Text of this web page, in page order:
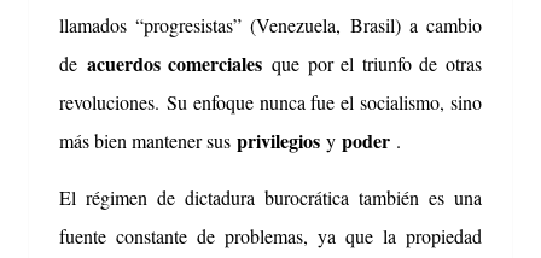
llamados “progresistas” (Venezuela, Brasil) a cambio
de acuerdos comerciales que por el triunfo de otras
revoluciones. Su enfoque nunca fue el socialismo, sino
más bien mantener sus privilegios y poder .
El régimen de dictadura burocrática también es una
fuente constante de problemas, ya que la propiedad